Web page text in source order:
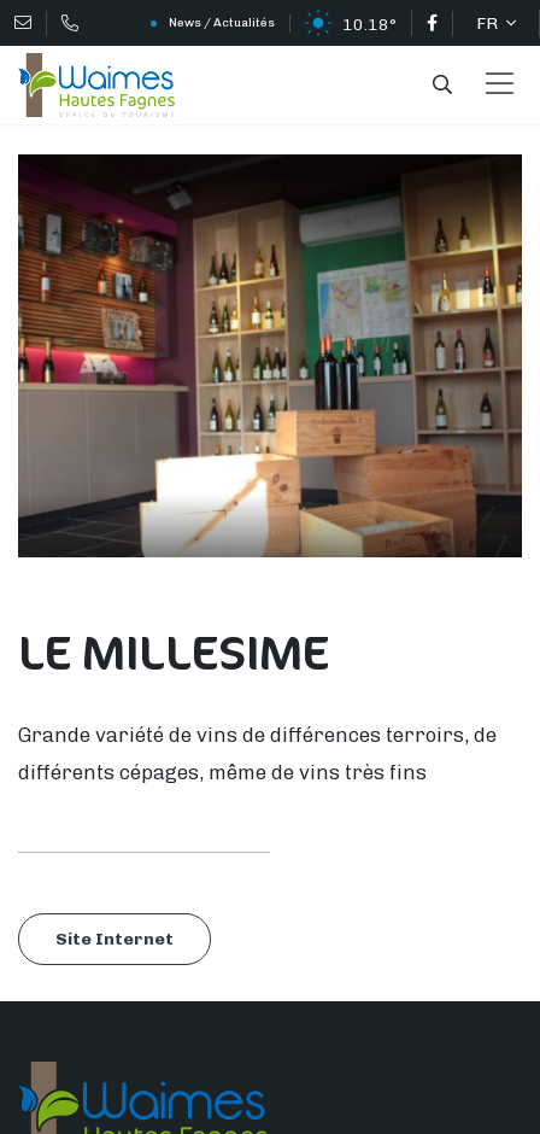
News / Actualités 10.18° FR
LE MILLESIME
Grande variété de vins de différences terroirs, de
différents cépages, même de vins très fins
Site Internet